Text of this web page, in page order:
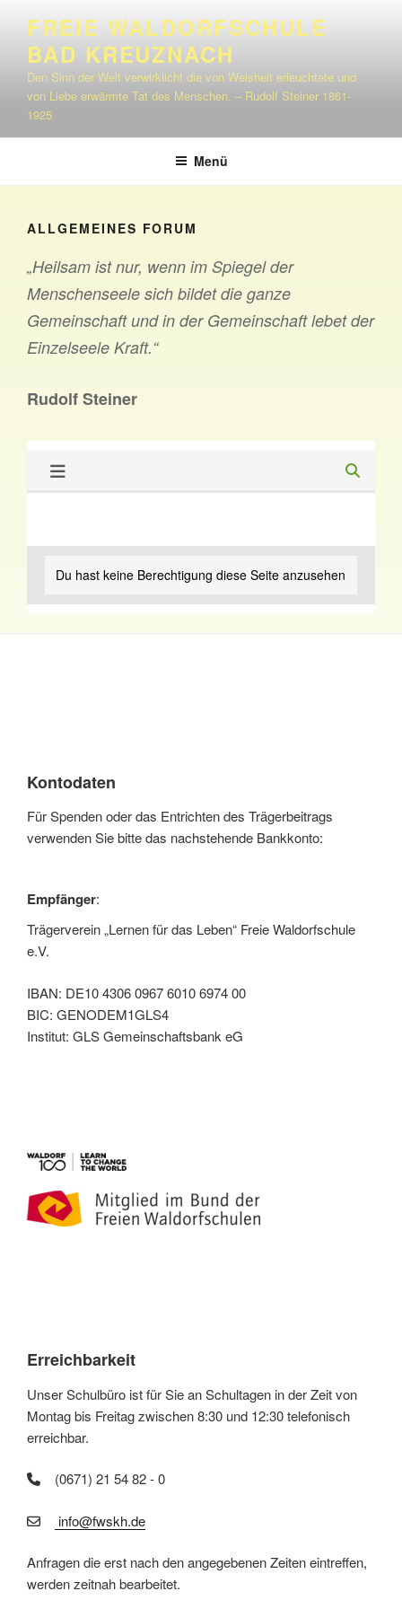
springen
FREIE WALDORFSCHULE
BAD KREUZNACH
Den Sinn der Welt verwirklicht die von Weisheit erleuchtete und
von Liebe erwärmte Tat des Menschen. – Rudolf Steiner 1861-
1925
Menü
ALLGEMEINES FORUM
„Heilsam ist nur, wenn im Spiegel der
Menschenseele sich bildet die ganze
Gemeinschaft und in der Gemeinschaft lebet der
Einzelseele Kraft.“
Rudolf Steiner
Du hast keine Berechtigung diese Seite anzusehen
Kontodaten
Für Spenden oder das Entrichten des Trägerbeitrags
verwenden Sie bitte das nachstehende Bankkonto:
Empfänger:
Trägerverein „Lernen für das Leben“ Freie Waldorfschule
e.V.
IBAN: DE10 4306 0967 6010 6974 00
BIC: GENODEM1GLS4
Institut: GLS Gemeinschaftsbank eG
Erreichbarkeit
Unser Schulbüro ist für Sie an Schultagen in der Zeit von
Montag bis Freitag zwischen 8:30 und 12:30 telefonisch
erreichbar.
(0671) 21 54 82 - 0
info@fwskh.de
Anfragen die erst nach den angegebenen Zeiten eintreffen,
werden zeitnah bearbeitet.